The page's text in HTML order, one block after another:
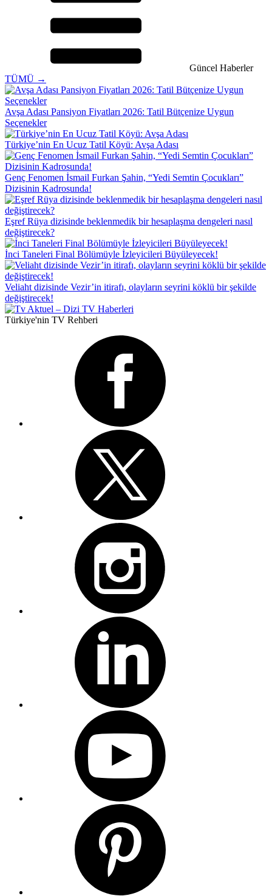
Güncel Haberler
TÜMÜ →
Avşa Adası Pansiyon Fiyatları 2026: Tatil Bütçenize Uygun
Seçenekler
Türkiye’nin En Ucuz Tatil Köyü: Avşa Adası
Genç Fenomen İsmail Furkan Şahin, “Yedi Semtin Çocukları”
Dizisinin Kadrosunda!
Eşref Rüya dizisinde beklenmedik bir hesaplaşma dengeleri nasıl
değiştirecek?
İnci Taneleri Final Bölümüyle İzleyicileri Büyüleyecek!
Veliaht dizisinde Vezir’in itirafı, olayların seyrini köklü bir şekilde
değiştirecek!
Türkiye'nin TV Rehberi